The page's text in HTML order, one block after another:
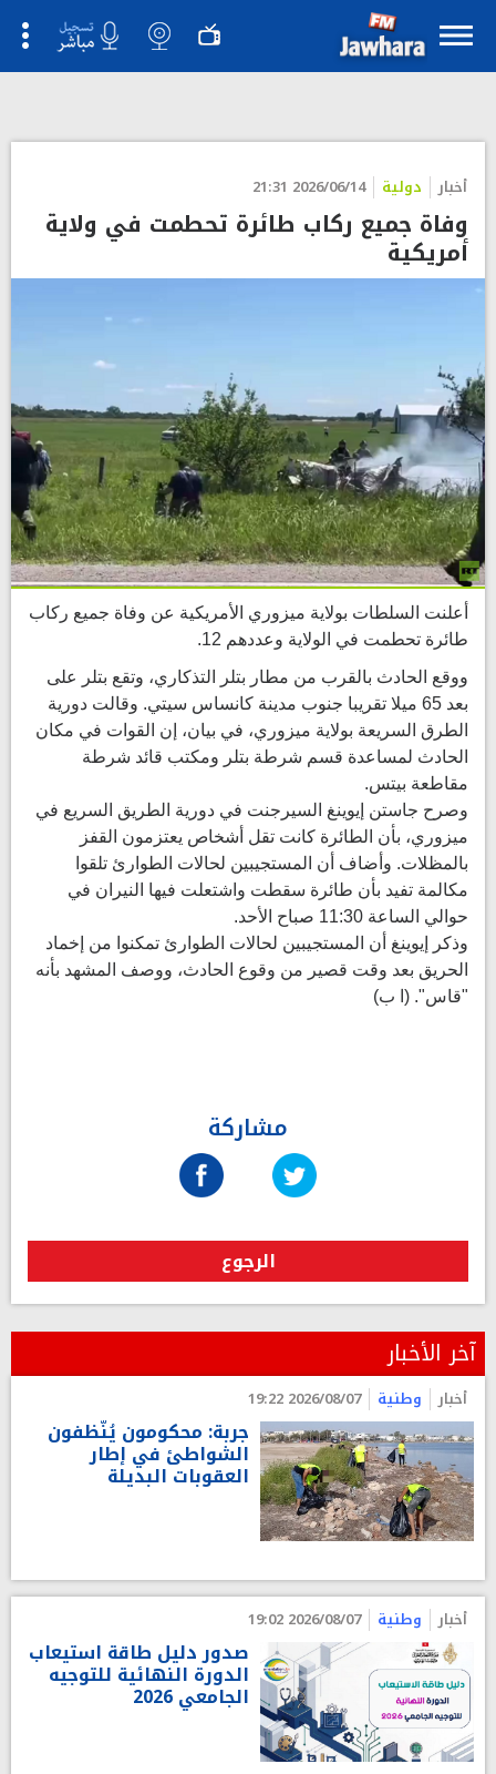
أخبار دولية 2026/06/14 21:31
وفاة جميع ركاب طائرة تحطمت في ولاية
أمريكية
أعلنت السلطات بولاية ميزوري الأمريكية عن وفاة جميع ركاب
طائرة تحطمت في الولاية وعددهم 12.
ووقع الحادث بالقرب من مطار بتلر التذكاري، وتقع بتلر على
بعد 65 ميلا تقريبا جنوب مدينة كانساس سيتي. وقالت دورية
الطرق السريعة بولاية ميزوري، في بيان، إن القوات في مكان
الحادث لمساعدة قسم شرطة بتلر ومكتب قائد شرطة
مقاطعة بيتس.
وصرح جاستن إيوينغ السيرجنت في دورية الطريق السريع في
ميزوري، بأن الطائرة كانت تقل أشخاص يعتزمون القفز
بالمظلات. وأضاف أن المستجيبين لحالات الطوارئ تلقوا
مكالمة تفيد بأن طائرة سقطت واشتعلت فيها النيران في
حوالي الساعة 11:30 صباح الأحد.
وذكر إيوينغ أن المستجيبين لحالات الطوارئ تمكنوا من إخماد
الحريق بعد وقت قصير من وقوع الحادث، ووصف المشهد بأنه
"قاس". (ا ب)
مشاركة
الرجوع
آخر الأخبار
أخبار وطنية 2026/08/07 19:22
جربة: محكومون يُنّظفون
الشواطئ في إطار
العقوبات البديلة
أخبار وطنية 2026/08/07 19:02
صدور دليل طاقة استيعاب
الدورة النهائية للتوجيه
الجامعي 2026